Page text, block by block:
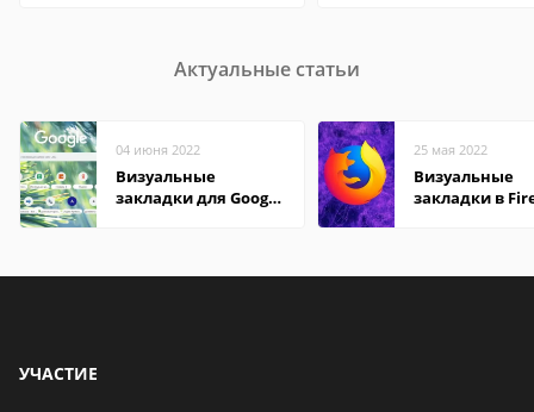
Актуальные статьи
04 июня 2022
Визуальные
закладки для Google
25 мая 2022
Визуальные
закладки в
УЧАСТИЕ